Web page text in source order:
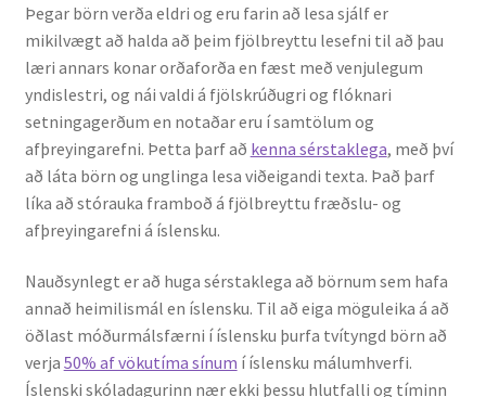
Þegar börn verða eldri og eru farin að lesa sjálf er
mikilvægt að halda að þeim fjölbreyttu lesefni til að þau
læri annars konar orðaforða en fæst með venjulegum
yndislestri, og nái valdi á fjölskrúðugri og flóknari
setningagerðum en notaðar eru í samtölum og
afþreyingarefni. Þetta þarf að kenna sérstaklega, með því
að láta börn og unglinga lesa viðeigandi texta. Það þarf
líka að stórauka framboð á fjölbreyttu fræðslu- og
afþreyingarefni á íslensku.
Nauðsynlegt er að huga sérstaklega að börnum sem hafa
annað heimilismál en íslensku. Til að eiga mögu­leika á að
öðlast móðurmálsfærni í ís­lensku þurfa tví­tyngd börn að
verja 50% af vöku­tíma sínum í íslensku mál­um­hverfi.
Íslenski skóladagurinn nær ekki þessu hlutfalli og tíminn